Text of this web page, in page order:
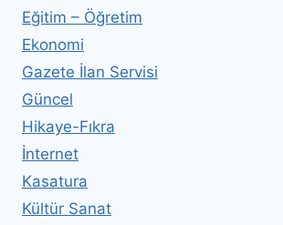
Eğitim – Öğretim
Ekonomi
Gazete İlan Servisi
Güncel
Hikaye-Fıkra
İnternet
Kasatura
Kültür Sanat